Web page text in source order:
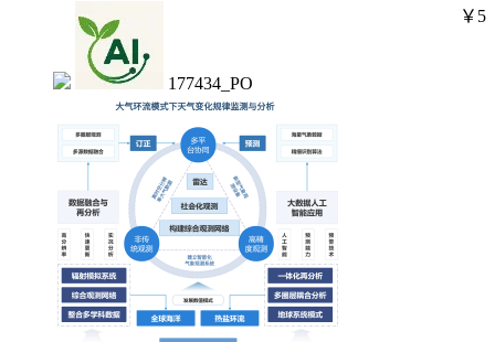
177434_PO
￥5